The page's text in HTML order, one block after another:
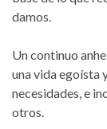
damos.
Un continuo
una vida egoísta
necesidades, e
otros.